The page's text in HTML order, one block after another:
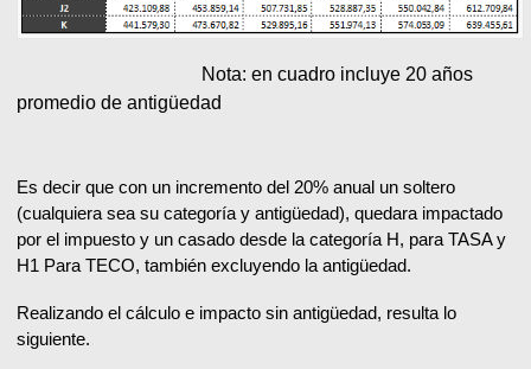
Nota: en cuadro incluye 20 años
promedio de antigüedad
Es decir que con un incremento del 20% anual un soltero
(cualquiera sea su categoría y antigüedad), quedara impactado
por el impuesto y un casado desde la categoría H, para TASA y
H1 Para TECO, también excluyendo la antigüedad.
Realizando el cálculo e impacto sin antigüedad, resulta lo
siguiente.